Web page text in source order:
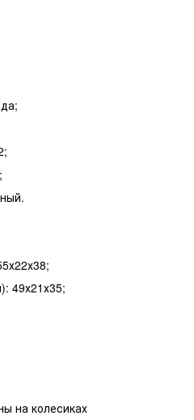
49х21х35;
на колесиках